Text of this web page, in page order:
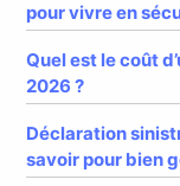
pour vivre en
Quel est le coût
2026 ?
Déclaration
savoir pour bien